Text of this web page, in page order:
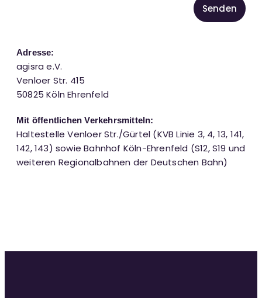
Senden
Adresse:
agisra e.V.
Venloer Str. 415
50825 Köln Ehrenfeld
Mit öffentlichen Verkehrsmitteln:
Haltestelle Venloer Str./Gürtel (KVB Linie 3, 4, 13, 141,
142, 143) sowie Bahnhof Köln-Ehrenfeld (S12, S19 und
weiteren Regionalbahnen der Deutschen Bahn)